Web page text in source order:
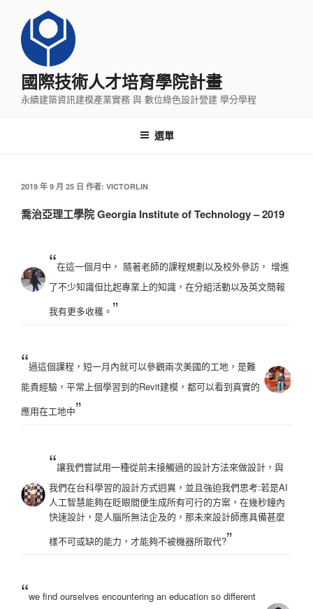
國際技術人才培育學院計畫
永續建築資訊建模產業實務 與 數位綠色設計營建 學分學程
選單
發
於
2019 年 9 月 25 日 作者: VICTORLIN
喬治亞理工學院 Georgia Institute of Technology – 2019
“在這一個月中， 隨著老師的課程規劃以及校外參訪， 增進
了不少知識但比起專業上的知識，在分組活動以及英文簡報
我有更多收穫。 ”
“過這個課程，短一月內就可以參觀兩次美國的工地，是難
能貴經驗，平常上個學習到的Revit建模，都可以看到真實的
應用在工地中”
“讓我們嘗試用一種從前未接觸過的設計方法來做設計，與
我們在台科學習的設計方式迥異，並且強迫我們思考:若是AI
人工智慧能夠在眨眼間便生成所有可行的方案，在幾秒鐘內
快速設計，是人腦所無法企及的，那未來設計師應具備甚麼
樣不可或缺的能力，才能夠不被機器所取代?”
“we find ourselves encountering an education so different